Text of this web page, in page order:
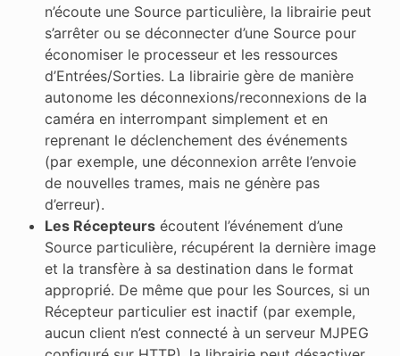
n’écoute une Source particulière, la librairie peut
s’arrêter ou se déconnecter d’une Source pour
économiser le processeur et les ressources
d’Entrées/Sorties. La librairie gère de manière
autonome les déconnexions/reconnexions de la
caméra en interrompant simplement et en
reprenant le déclenchement des événements
(par exemple, une déconnexion arrête l’envoie
de nouvelles trames, mais ne génère pas
d’erreur).
Les Récepteursécoutent l’événement d’une
Source particulière, récupérent la dernière image
et la transfère à sa destination dans le format
approprié. De même que pour les Sources, si un
Récepteur particulier est inactif (par exemple,
aucun client n’est connecté à un serveur MJPEG